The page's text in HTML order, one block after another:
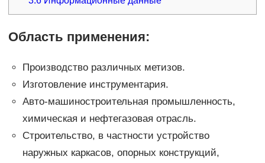
Область применения:
Производство различных метизов.
Изготовление инструментария.
Авто-машиностроительная промышленность,
химическая и нефтегазовая отрасль.
Строительство, в частности устройство
наружных каркасов, опорных конструкций,